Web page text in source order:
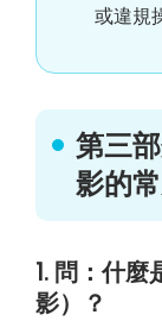
或違規
第三
影的
1. 問：什
影）？